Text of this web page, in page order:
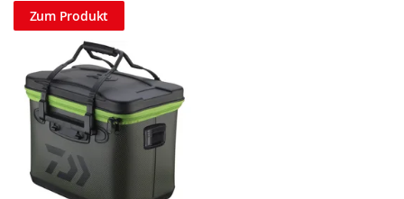
Zum Produkt